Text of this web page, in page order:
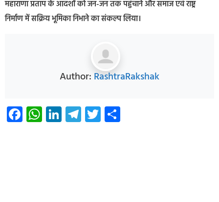
महाराणा प्रताप के आदर्शों को जन-जन तक पहुंचाने और समाज एवं राष्ट्र
निर्माण में सक्रिय भूमिका निभाने का संकल्प लिया।
Author: RashtraRakshak
Facebook
WhatsApp
LinkedIn
Telegram
Twitter